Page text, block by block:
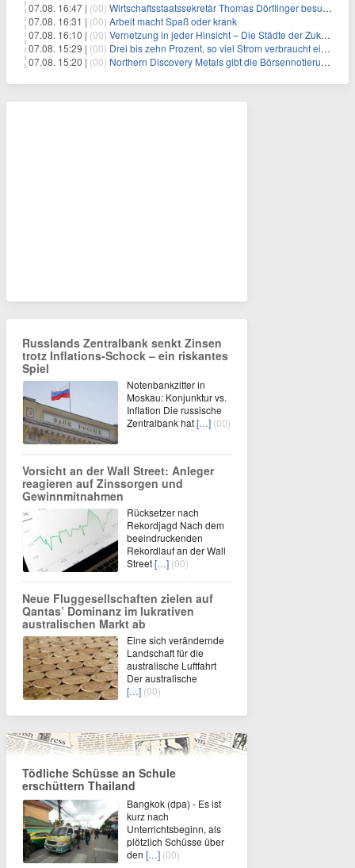
07.08. 16:47 | (00) Wirtschaftsstaatssekretär Thomas Dörflinger besucht Handwerksbetrieb im Kammerbezirk Freiburg
07.08. 16:31 | (00) Arbeit macht Spaß oder krank
07.08. 16:10 | (00) Vernetzung in jeder Hinsicht – Die Städte der Zukunft sind grün-blau
07.08. 15:29 | (00) Drei bis zehn Prozent, so viel Strom verbraucht ein Aufzug im Gebäude
07.08. 15:20 | (00) Northern Discovery Metals gibt die Börsennotierung an der Frankfurter Wertpapierbörse bekannt
Russlands Zentralbank senkt Zinsen
trotz Inflations-Schock – ein riskantes
Spiel
Notenbankzitter in
Moskau: Konjunktur vs.
Inflation Die russische
Zentralbank hat[…] (00)
Vorsicht an der Wall Street: Anleger
reagieren auf Zinssorgen und
Gewinnmitnahmen
Rücksetzer nach
Rekordjagd Nach dem
beeindruckenden
Rekordlauf an der Wall
Street[…] (00)
Neue Fluggesellschaften zielen auf
Qantas’ Dominanz im lukrativen
australischen Markt ab
Eine sich verändernde
Landschaft für die
australische Luftfahrt
Der australische
[…] (00)
Tödliche Schüsse an Schule
erschüttern Thailand
Bangkok (dpa) - Es ist
kurz nach
Unterrichtsbeginn, als
plötzlich Schüsse über
den […] (00)